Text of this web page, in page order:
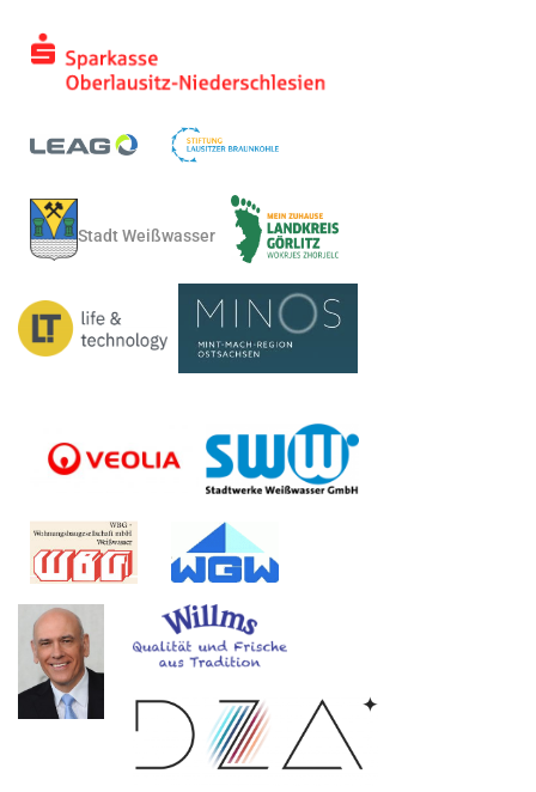
Stadt Weißwasser